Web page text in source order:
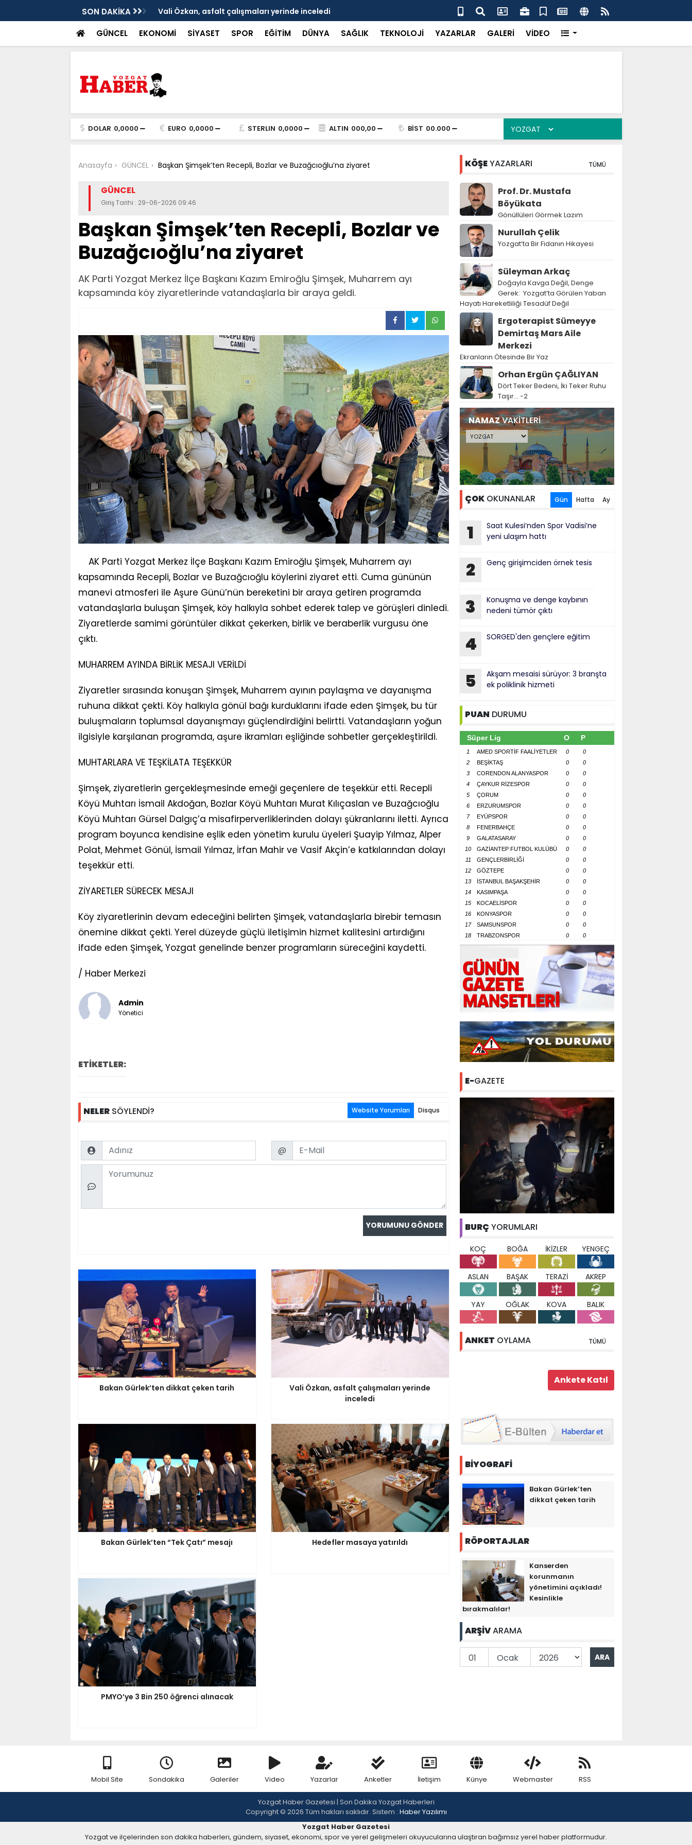
SON DAKİKA Vali Özkan, asfalt çalışmaları yerinde inceledi Bakan Gürlek’ten “Tek Çatı” mesajı
GÜNCEL EKONOMİ SİYASET SPOR EĞİTİM DÜNYA SAĞLIK TEKNOLOJİ YAZARLAR GALERİ VİDEO
DOLAR 0,0000 EURO 0,0000 STERLIN 0,0000 ALTIN 000,00 BİST 00.000
Anasayfa GÜNCEL Başkan Şimşek’ten Recepli, Bozlar ve Buzağcıoğlu’na ziyaret
GÜNCEL
Giriş Tarihi : 29-06-2026 09:46
Başkan Şimşek’ten Recepli, Bozlar ve
Buzağcıoğlu’na ziyaret
AK Parti Yozgat Merkez İlçe Başkanı Kazım Emiroğlu Şimşek, Muharrem ayı
kapsamında köy ziyaretlerinde vatandaşlarla bir araya geldi.
AK Parti Yozgat Merkez İlçe Başkanı Kazım Emiroğlu Şimşek, Muharrem ayı
kapsamında Recepli, Bozlar ve Buzağcıoğlu köylerini ziyaret etti. Cuma gününün
manevi atmosferi ile Aşure Günü’nün bereketini bir araya getiren programda
vatandaşlarla buluşan Şimşek, köy halkıyla sohbet ederek talep ve görüşleri dinledi.
Ziyaretlerde samimi görüntüler dikkat çekerken, birlik ve beraberlik vurgusu öne
çıktı.
MUHARREM AYINDA BİRLİK MESAJI VERİLDİ
Ziyaretler sırasında konuşan Şimşek, Muharrem ayının paylaşma ve dayanışma
ruhuna dikkat çekti. Köy halkıyla gönül bağı kurduklarını ifade eden Şimşek, bu tür
buluşmaların toplumsal dayanışmayı güçlendirdiğini belirtti. Vatandaşların yoğun
ilgisiyle karşılanan programda, aşure ikramları eşliğinde sohbetler gerçekleştirildi.
MUHTARLARA VE TEŞKİLATA TEŞEKKÜR
Şimşek, ziyaretlerin gerçekleşmesinde emeği geçenlere de teşekkür etti. Recepli
Köyü Muhtarı İsmail Akdoğan, Bozlar Köyü Muhtarı Murat Kılıçaslan ve Buzağcıoğlu
Köyü Muhtarı Gürsel Dalgıç’a misafirperverliklerinden dolayı şükranlarını iletti. Ayrıca
program boyunca kendisine eşlik eden yönetim kurulu üyeleri Şuayip Yılmaz, Alper
Polat, Mehmet Gönül, İsmail Yılmaz, İrfan Mahir ve Vasif Akçin’e katkılarından dolayı
teşekkür etti.
ZİYARETLER SÜRECEK MESAJI
Köy ziyaretlerinin devam edeceğini belirten Şimşek, vatandaşlarla birebir temasın
önemine dikkat çekti. Yerel düzeyde güçlü iletişimin hizmet kalitesini artırdığını
ifade eden Şimşek, Yozgat genelinde benzer programların süreceğini kaydetti.
/ Haber Merkezi
Admin
Yönetici
ETİKETLER:
NELERSÖYLENDİ? Website Yorumları Disqus
Name Email
@
Comment
Bakan Gürlek’ten dikkat çeken tarih
Vali Özkan, asfalt çalışmaları yerinde
inceledi
Bakan Gürlek’ten “Tek Çatı” mesajı Hedefler masaya yatırıldı
PMYO’ye 3 Bin 250 öğrenci alınacak
KÖŞEYAZARLARI TÜMÜ
Prof. Dr. Mustafa
Böyükata
Gönüllüleri Görmek Lazım
Nurullah Çelik
Yozgat’ta Bir Fidanın Hikayesi
Süleyman Arkaç
Doğayla Kavga Değil, Denge
Gerek: Yozgat’ta Görülen Yaban
Hayatı Hareketliliği Tesadüf Değil
Ergoterapist Sümeyye
Demirtaş Mars Aile
Merkezi
Ekranların Ötesinde Bir Yaz
Orhan Ergün ÇAĞLIYAN
Dört Teker Bedeni, İki Teker Ruhu
Taşır… -2
NAMAZVAKİTLERİ
ÇOKOKUNANLAR Gün Hafta Ay
1
Saat Kulesi’nden Spor Vadisi’ne
yeni ulaşım hattı
2 Genç girişimciden örnek tesis
3
Konuşma ve denge kaybının
nedeni tümör çıktı
4 SORGED'den gençlere eğitim
5
Akşam mesaisi sürüyor: 3 branşta
ek poliklinik hizmeti
PUAN DURUMU
Süper Lig O P
1 AMED SPORTİF FAALİYETLER 0
0
2
BEŞİKTAŞ 0
0
3
CORENDON ALANYASPOR 0
0
4
ÇAYKUR RİZESPOR 0
0
5
ÇORUM 0
0
6
ERZURUMSPOR 0
0
7
EYÜPSPOR 0
0
8
FENERBAHÇE 0
0
9
GALATASARAY 0
0
10
GAZİANTEP FUTBOL KULÜBÜ 0
0
11
GENÇLERBİRLİĞİ 0
0
12
GÖZTEPE 0
0
13
İSTANBUL BAŞAKŞEHİR 0
0
14
KASIMPAŞA 0
0
15
KOCAELİSPOR 0
0
16
KONYASPOR 0
0
17
SAMSUNSPOR 0
0
18
TRABZONSPOR 0 0
E-GAZETE
BURÇ YORUMLARI
KOÇ BOĞA İKİZLER YENGEÇ
ASLAN BAŞAK TERAZİ AKREP
YAY OĞLAK KOVA BALIK
ANKET OYLAMA TÜMÜ
BİYOGRAFİ
Bakan Gürlek’ten
dikkat çeken tarih
RÖPORTAJLAR
Kanserden
korunmanın
yönetimini açıkladı!
Kesinlikle
bırakmalılar!
ARŞİVARAMA
Mobil Site Sondakika Galeriler Video Yazarlar Anketler İletişim Künye Webmaster RSS
Yozgat Haber Gazetesi | Son Dakika Yozgat Haberleri
Copyright © 2026 Tüm hakları saklıdır. Sistem : Haber Yazılımı
Yozgat Haber Gazetesi
Yozgat ve ilçelerinden son dakika haberleri, gündem, siyaset, ekonomi, spor ve yerel gelişmeleri okuyucularına ulaştıran bağımsız yerel haber platformudur.